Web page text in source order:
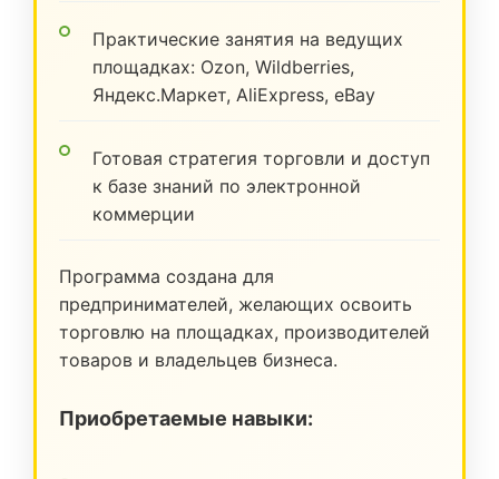
Практические занятия на ведущих
площадках: Ozon, Wildberries,
Яндекс.Маркет, AliExpress, eBay
Готовая стратегия торговли и доступ
к базе знаний по электронной
коммерции
Программа создана для
предпринимателей, желающих освоить
торговлю на площадках, производителей
товаров и владельцев бизнеса.
Приобретаемые навыки: